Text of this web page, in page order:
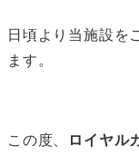
日頃より当施設を
ます。
この度、 ロイヤル